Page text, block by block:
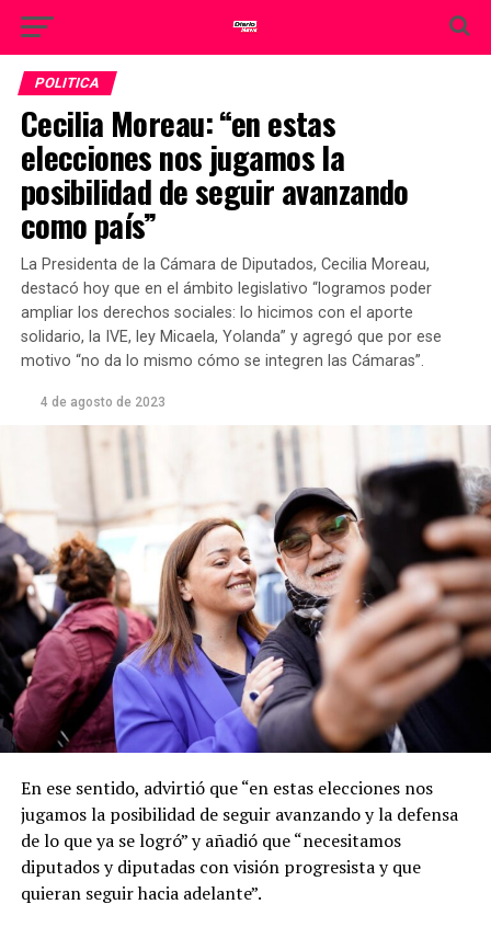
POLITICA
Cecilia Moreau: “en estas
elecciones nos jugamos la
posibilidad de seguir avanzando
como país”
La Presidenta de la Cámara de Diputados, Cecilia Moreau,
destacó hoy que en el ámbito legislativo “logramos poder
ampliar los derechos sociales: lo hicimos con el aporte
solidario, la IVE, ley Micaela, Yolanda” y agregó que por ese
motivo “no da lo mismo cómo se integren las Cámaras”.
4 de agosto de 2023
En ese sentido, advirtió que “en estas elecciones nos
jugamos la posibilidad de seguir avanzando y la defensa
de lo que ya se logró” y añadió que “necesitamos
diputados y diputadas con visión progresista y que
quieran seguir hacia adelante”.